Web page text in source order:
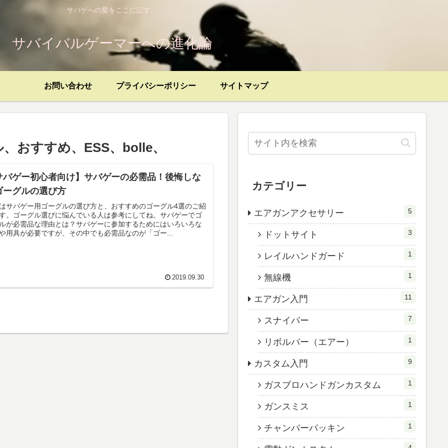
サバゲへの愛をここに記す。
サバイバルゲーマーへの進化論
お問い合わせ プライバシーポリシー サイトマップ
おすすめ、ESS、bolle、
バゲー初心者向け】サバゲーの必需品！後悔しな
ーグルの選び方
サバゲー用ゴーグルの選び方と、おすすめのゴーグル4選のご紹
。ゴーグル選びに悩んでいる人は参考にしてね。サバゲーでゴ
が必需品な理由とは？サバゲーに参加するためにはいろいろな
用具が必要ですが、その中でも必需品なのが「ゴー...
2019.09.30
カテゴリー
エアガンアクセサリー 5
ドットサイト 3
レイルハンドガード 1
無線機 1
エアガン入門 11
スナイパー 7
リボルバー（エアー） 1
カスタム入門 9
ガスブロハンドガンカスタム 1
ガンスミス 1
チャンバーパッキン 1